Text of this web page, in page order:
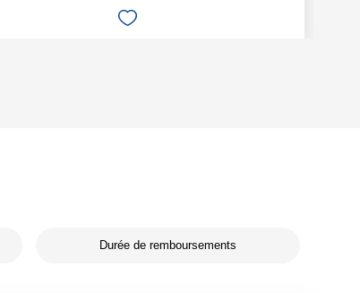
Durée de remboursements